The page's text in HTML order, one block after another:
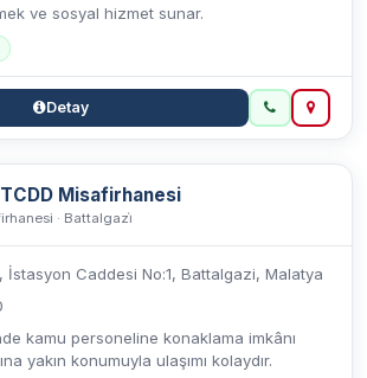
ve sosyal hizmet sunar.
Detay
Misafirhanesi
· Battalgazi̇
İstasyon Caddesi No:1, Battalgazi, Malatya
kamu personeline konaklama imkânı
yakın konumuyla ulaşımı kolaydır.